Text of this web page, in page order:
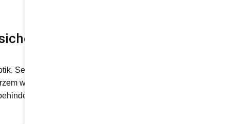
und
Seit dem 12.
war der Zugang zum
nur